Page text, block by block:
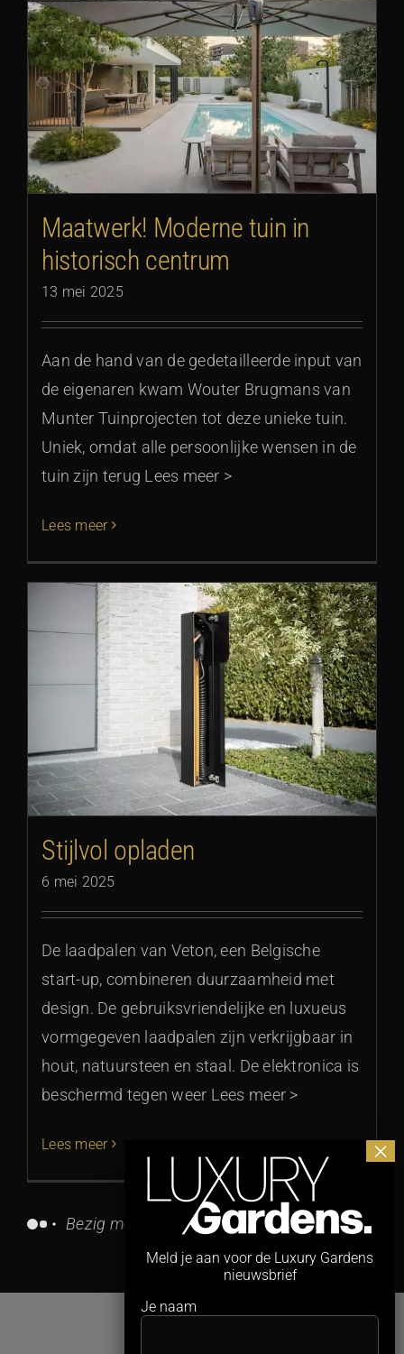
Maatwerk! Moderne tuin in
historisch centrum
13 mei 2025
Aan de hand van de gedetailleerde input van
de eigenaren kwam Wouter Brugmans van
Munter Tuinprojecten tot deze unieke tuin.
Uniek, omdat alle persoonlijke wensen in de
tuin zijn terug Lees meer >
Lees meer
Stijlvol opladen
6 mei 2025
De laadpalen van Veton, een Belgische
start-up, combineren duurzaamheid met
design. De gebruiksvriendelijke en luxueus
vormgegeven laadpalen zijn verkrijgbaar in
hout, natuursteen en staal. De elektronica is
beschermd tegen weer Lees meer >
Lees meer
Bezig met het ophalen van berichten...
Meld je aan voor de Luxury Gardens
nieuwsbrief
Je naam